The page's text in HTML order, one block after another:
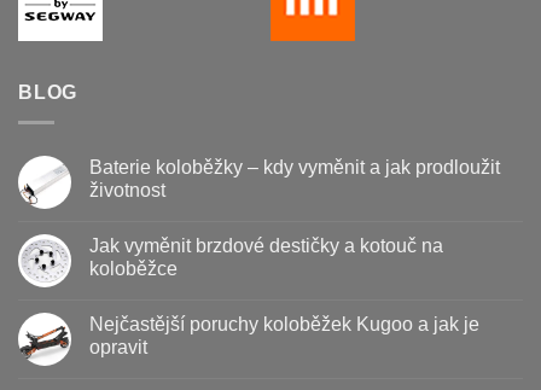
BLOG
Baterie koloběžky – kdy vyměnit a jak prodloužit
životnost
textu
s
koloběžky
kdy
Jak vyměnit brzdové destičky a kotouč na
koloběžce
u
textu
s
Nejčastější poruchy koloběžek Kugoo a jak je
opravit